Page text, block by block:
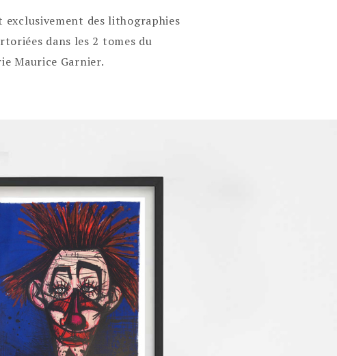
exclusivement des lithographies
dans les 2 tomes du
Maurice Garnier.